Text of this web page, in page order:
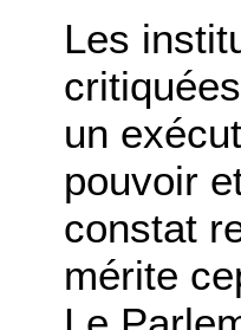
Les
un
pouvoir
constat
mérite